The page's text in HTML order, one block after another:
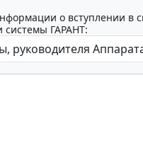
о вступлении в
системы ГАРАНТ: